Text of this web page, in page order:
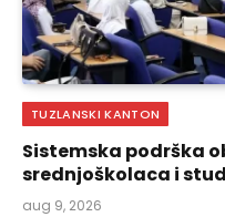
TUZLANSKI KANTON
Sistemska podrška
srednjoškolaca i
aug 9, 2026